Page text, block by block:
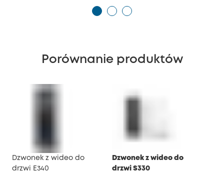
Porównanie produktów
Dzwonek z wideo do
drzwi E340
Dzwonek z wideo do
drzwi S330